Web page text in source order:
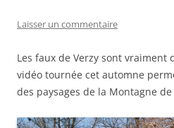
Laisser un commentaire
Les faux de Verzy sont vraiment
vidéo tournée cet automne
des paysages de la Montagne de